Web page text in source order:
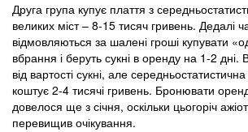
Друга група купує плаття з
великих міст – 8-15 тисяч гривень. Дедалі
відмовляються за шалені гроші купувати
вбрання і беруть сукні в оренду на 1-2 дні.
від вартості сукні, але
коштує 2-4 тисячі гривень. Бронювати
довелося ще з січня, оскільки цьогоріч
перевищив очікування.